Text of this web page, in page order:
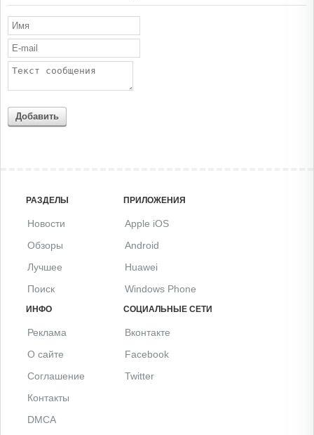
Добавить
РАЗДЕЛЫ
Новости
Обзоры
Лучшее
Поиск
ПРИЛОЖЕНИЯ
Apple iOS
Android
Huawei
Windows Phone
ИНФО
Реклама
О сайте
Соглашение
Контакты
DMCA
СОЦИАЛЬНЫЕ СЕТИ
Вконтакте
Facebook
Twitter